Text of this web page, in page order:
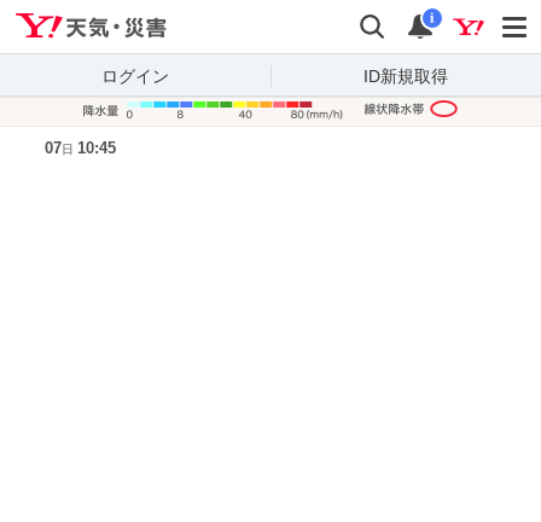
検索 通知
i
ログイン ID新規取得
07日 10:45